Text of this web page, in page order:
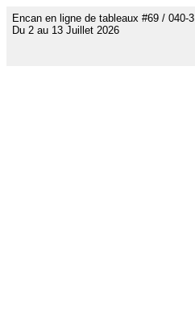
Encan en ligne de tableaux #69 / 040-3
Du 2 au 13 Juillet 2026